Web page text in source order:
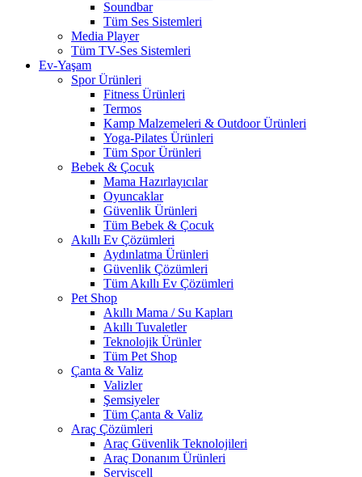
Soundbar
Tüm Ses Sistemleri
Media Player
Tüm TV-Ses Sistemleri
Ev-Yaşam
Spor Ürünleri
Fitness Ürünleri
Termos
Kamp Malzemeleri & Outdoor Ürünleri
Yoga-Pilates Ürünleri
Tüm Spor Ürünleri
Bebek & Çocuk
Mama Hazırlayıcılar
Oyuncaklar
Güvenlik Ürünleri
Tüm Bebek & Çocuk
Akıllı Ev Çözümleri
Aydınlatma Ürünleri
Güvenlik Çözümleri
Tüm Akıllı Ev Çözümleri
Pet Shop
Akıllı Mama / Su Kapları
Akıllı Tuvaletler
Teknolojik Ürünler
Tüm Pet Shop
Çanta & Valiz
Valizler
Şemsiyeler
Tüm Çanta & Valiz
Araç Çözümleri
Araç Güvenlik Teknolojileri
Araç Donanım Ürünleri
Serviscell